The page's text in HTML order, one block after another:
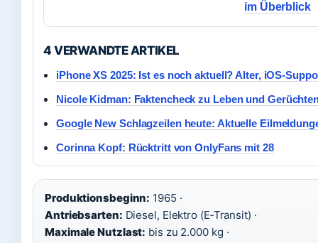
im Überblick
4 VERWANDTE ARTIKEL
iPhone XS 2025: Ist es noch aktuell? Alter, iOS-
Nicole Kidman: Faktencheck zu Leben und
Google New Schlagzeilen heute: Aktuelle
Corinna Kopf: Rücktritt von OnlyFans mit 28
Produktionsbeginn: 1965 ·
Antriebsarten: Diesel, Elektro (E‑Transit) ·
Maximale Nutzlast: bis zu 2.000 kg ·